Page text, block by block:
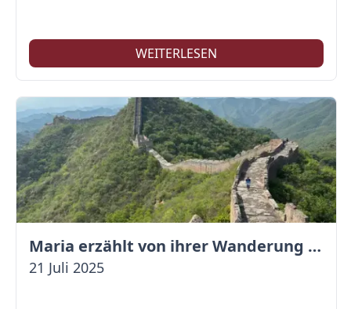
WEITERLESEN
Maria erzählt von ihrer Wanderung auf der Großen Mauer
21 Juli 2025